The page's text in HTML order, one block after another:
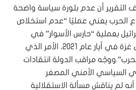
التقرير أن عدم بلورة سياسة واضحة
الحرب يعني عمليًا “عدم استخلاص
بعملية “حارس الأسوار” في
إشارة إلى العدوان على غزة في أيار عام 2021، الأمر الذي
مراقب الدولة انتقادات
السياسي الأمني المصغر
لم يناقش مسألة الاستقلالية